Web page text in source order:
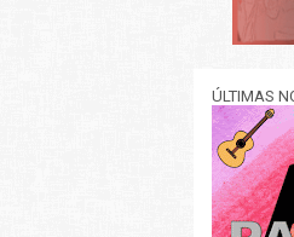
ÚLTIMAS